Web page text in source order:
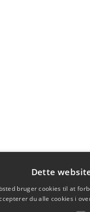
Dette
bruger cookies til at
du alle cookies i